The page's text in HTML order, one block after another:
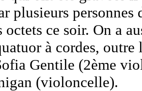
plusieurs
octets ce soir. On a
à cordes,
Gentile (2ème
(violoncelle).